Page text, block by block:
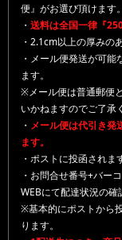
便』がお選び頂けます。
・ 送料は全国一律『
・2.1cm以上の厚みの
・メール便発送が可
ます。
※メール便は普通郵便
いかねますのでご了承
・ メール便は代引き発
ます。
・ポストに投函されま
・お問合せ番号+バー
WEBにて配達状況の確
※基本的にポストから
ります。